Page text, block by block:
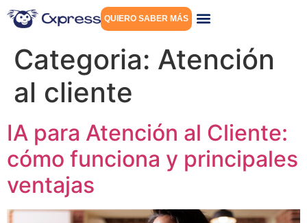
QUIERO SABER MÁS
Categoria: Atención
al cliente
IA para Atención al Cliente:
cómo funciona y principales
ventajas